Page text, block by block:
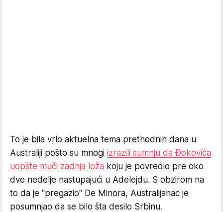
To je bila vrlo aktuelna tema prethodnih dana u
Australiji pošto su mnogi izrazili sumnju da Đokovića
uopšte muči zadnja loža koju je povredio pre oko
dve nedelje nastupajući u Adelejdu. S obzirom na
to da je "pregazio" De Minora, Australijanac je
posumnjao da se bilo šta desilo Srbinu.